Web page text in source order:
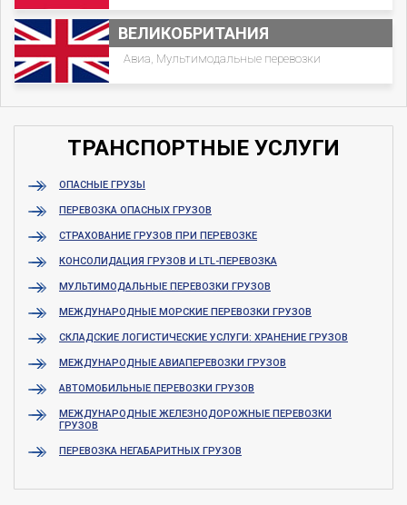
ВЕЛИКОБРИТАНИЯ
Авиа, Мультимодальные перевозки
ТРАНСПОРТНЫЕ УСЛУГИ
ОПАСНЫЕ ГРУЗЫ
ПЕРЕВОЗКА ОПАСНЫХ ГРУЗОВ
СТРАХОВАНИЕ ГРУЗОВ ПРИ ПЕРЕВОЗКЕ
КОНСОЛИДАЦИЯ ГРУЗОВ И LTL-ПЕРЕВОЗКА
МУЛЬТИМОДАЛЬНЫЕ ПЕРЕВОЗКИ ГРУЗОВ
МЕЖДУНАРОДНЫЕ МОРСКИЕ ПЕРЕВОЗКИ ГРУЗОВ
СКЛАДСКИЕ ЛОГИСТИЧЕСКИЕ УСЛУГИ: ХРАНЕНИЕ ГРУЗОВ
МЕЖДУНАРОДНЫЕ АВИАПЕРЕВОЗКИ ГРУЗОВ
АВТОМОБИЛЬНЫЕ ПЕРЕВОЗКИ ГРУЗОВ
МЕЖДУНАРОДНЫЕ ЖЕЛЕЗНОДОРОЖНЫЕ ПЕРЕВОЗКИ
ГРУЗОВ
ПЕРЕВОЗКА НЕГАБАРИТНЫХ ГРУЗОВ